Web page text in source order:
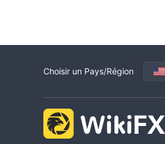
Choisir un Pays/Région